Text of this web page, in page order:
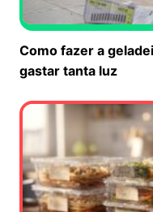
Como fazer a
gastar tanta luz